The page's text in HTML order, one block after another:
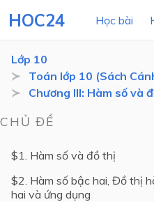
HOC24 Học bài
Lớp 11
Lớp 10
Lớp 10
Toán lớp 10 (Sách
Chương III: Hàm số và
CHỦ ĐỀ
$1. Hàm số và đồ thị
$2. Hàm số bậc hai, Đồ thị
hai và ứng dụng